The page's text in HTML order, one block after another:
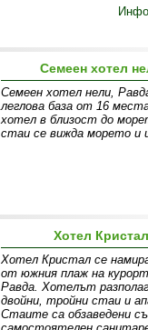
Семеен хотел
Семеен хотел нели,
леглова база от 16
хотел в близост до
стаи се вижда морето и
Хотел
Хотел Кристал се
от южния плаж на
Равда. Хотелът
двойни, тройни стаи и
Стаите са обзаведени